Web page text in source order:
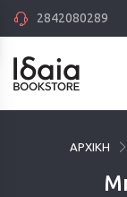
2842080289
ΑΡΧΙΚΗ